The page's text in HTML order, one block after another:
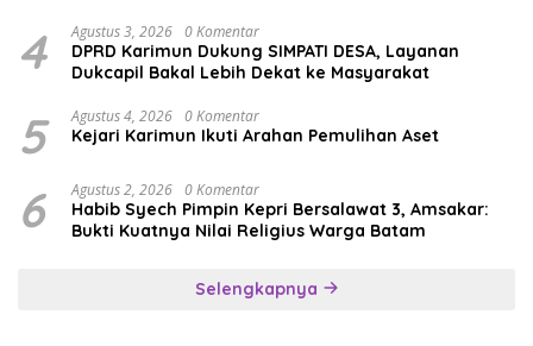
4 Agustus 3, 2026 0 Komentar
DPRD Karimun Dukung SIMPATI DESA, Layanan
Dukcapil Bakal Lebih Dekat ke Masyarakat
5 Agustus 4, 2026 0 Komentar
Kejari Karimun Ikuti Arahan Pemulihan Aset
6 Agustus 2, 2026 0 Komentar
Habib Syech Pimpin Kepri Bersalawat 3, Amsakar:
Bukti Kuatnya Nilai Religius Warga Batam
Selengkapnya